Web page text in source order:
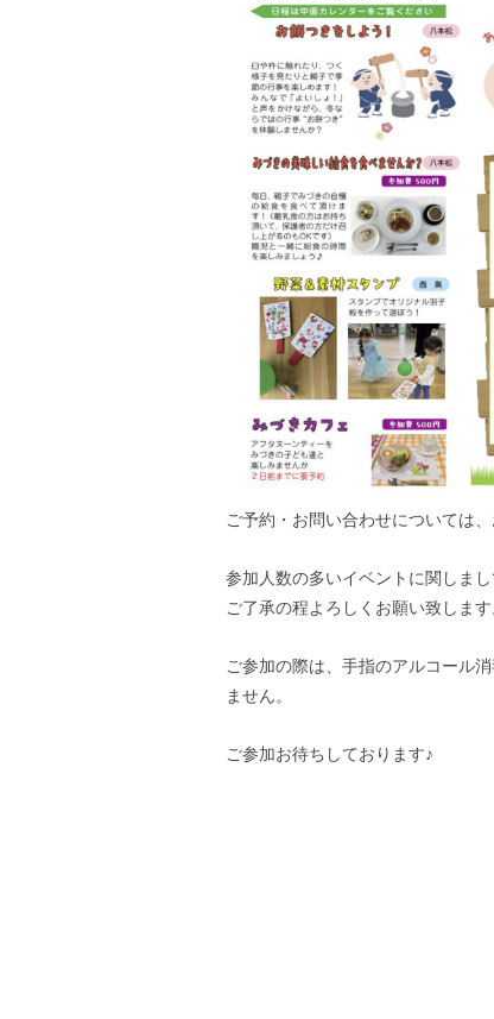
ご予約・お問い合わせについては
参加人数の多いイベントに関しま
ご了承の程よろしくお願い致します
ご参加の際は、手指のアルコール
ません。
ご参加お待ちしております♪